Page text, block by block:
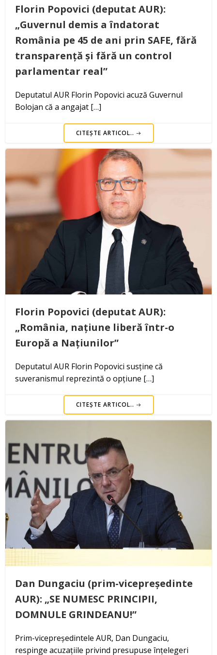
Florin Popovici (deputat AUR):
„Guvernul demis a îndatorat
România pe 45 de ani prin SAFE, fără
transparență și fără un control
parlamentar real”
Deputatul AUR Florin Popovici acuză Guvernul
Bolojan că a angajat […]
CITEȘTE ARTICOL..
Florin Popovici (deputat AUR):
„România, națiune liberă într-o
Europă a Națiunilor”
Deputatul AUR Florin Popovici susține că
suveranismul reprezintă o opțiune […]
CITEȘTE ARTICOL..
Dan Dungaciu (prim-vicepreședinte
AUR): „SE NUMESC PRINCIPII,
DOMNULE GRINDEANU!”
Prim-vicepreședintele AUR, Dan Dungaciu,
respinge acuzațiile privind presupuse înțelegeri